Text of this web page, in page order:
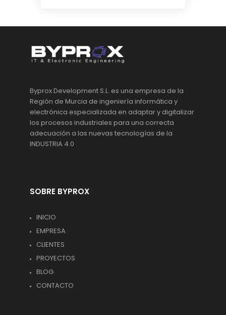
Byprox Development S.L. es una empresa de la
Región de Murcia de ingeniería informática y
electrónica especializada en adaptar y digitalizar
los procesos industriales para una correcta
adecuación a las nuevas tecnologías de la
INDUSTRIA 4.0
SOBRE BYPROX
INICIO
EMPRESA
CLIENTES
PROYECTOS
BLOG
CONTACTO